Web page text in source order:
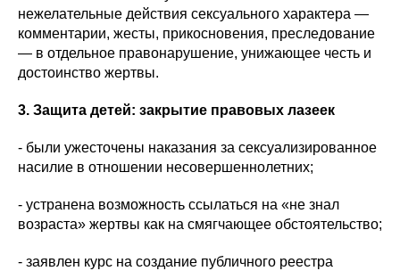
нежелательные действия сексуального характера —
комментарии, жесты, прикосновения, преследование
— в отдельное правонарушение, унижающее честь и
достоинство жертвы.
3. Защита детей: закрытие правовых лазеек
- были ужесточены наказания за сексуализированное
насилие в отношении несовершеннолетних;
- устранена возможность ссылаться на «не знал
возраста» жертвы как на смягчающее обстоятельство;
- заявлен курс на создание публичного реестра